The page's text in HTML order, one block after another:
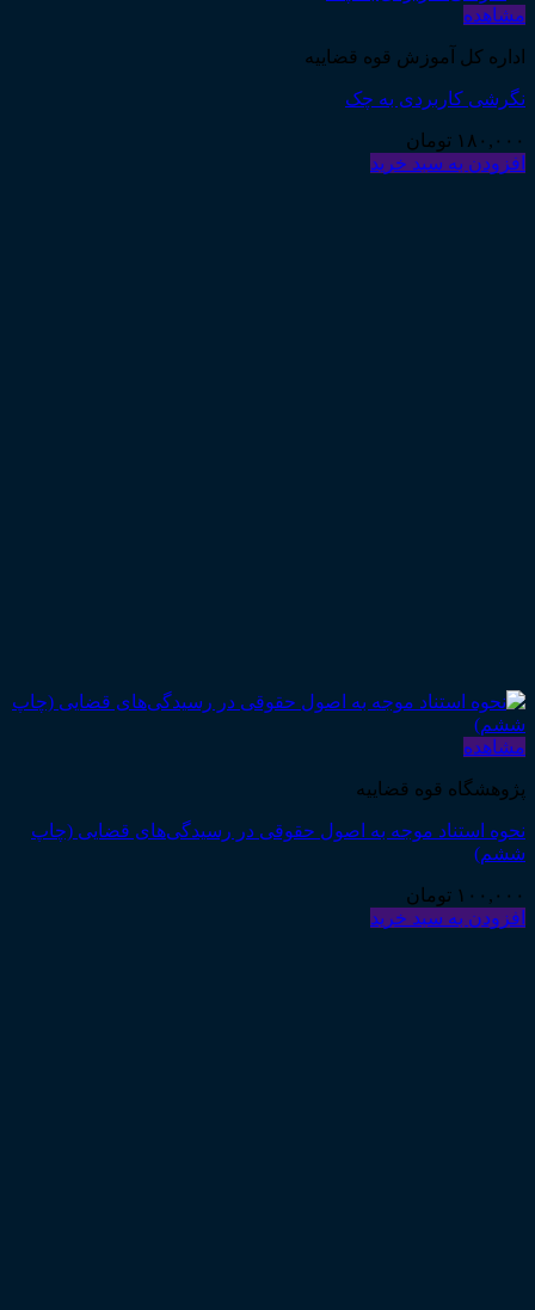
مشاهده
اداره کل آموزش قوه قضاییه
نگرشی کاربردی به چک
۱۸۰,۰۰۰ تومان
افزودن به سبد خرید
مشاهده
پژوهشگاه قوه قضاییه
نحوه استناد موجه به اصول حقوقی در رسیدگی‌های قضایی (چاپ
ششم)
۱۰۰,۰۰۰ تومان
افزودن به سبد خرید